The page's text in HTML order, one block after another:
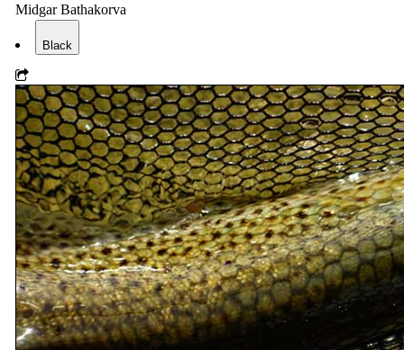
Midgar Bathakorva
Black